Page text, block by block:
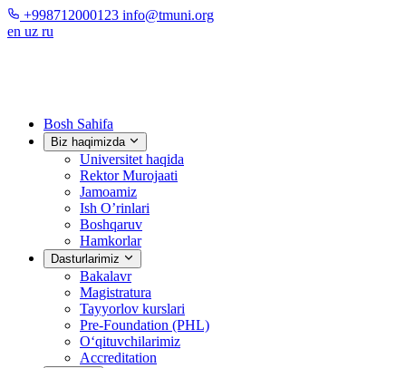
+998712000123 info@tmuni.org
en uz ru
Bosh Sahifa
Biz haqimizda
Universitet haqida
Rektor Murojaati
Jamoamiz
Ish O’rinlari
Boshqaruv
Hamkorlar
Dasturlarimiz
Bakalavr
Magistratura
Tayyorlov kurslari
Pre-Foundation (PHL)
O‘qituvchilarimiz
Accreditation